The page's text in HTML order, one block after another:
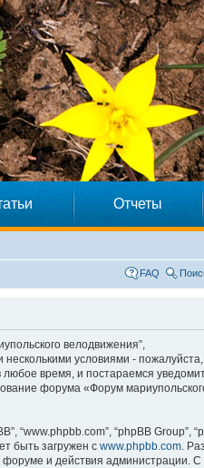
Отчеты
FAQ
велодвижения”,
условиями -
время, и постараемся
форума «Форум
“phpBB Group”,
быть загружен с www.phpbb.com.
и действия администрации.